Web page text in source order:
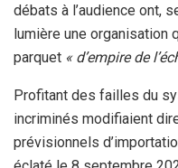
débats à l’audience ont,
lumière une organisation
parquet « d’empire de
Profitant des failles du
incriminés modifiaient
prévisionnels